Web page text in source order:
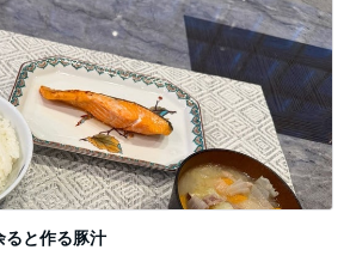
ると作る豚汁